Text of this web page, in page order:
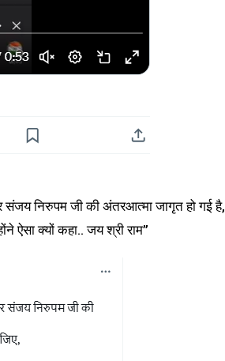
निरुपम जी की अंतरआत्मा जागृत हो गई है,
ऐसा क्यों कहा.. जय श्री राम”